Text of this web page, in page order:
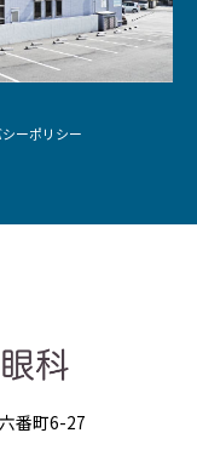
ーポリシー
番町6-27